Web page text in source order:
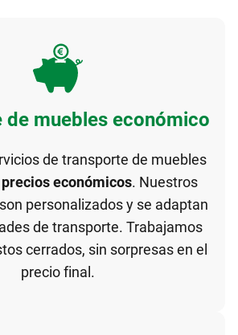
de muebles económico
de transporte de muebles
precios económicos. Nuestros
personalizados y se adaptan
de transporte. Trabajamos
cerrados, sin sorpresas en el
precio final.